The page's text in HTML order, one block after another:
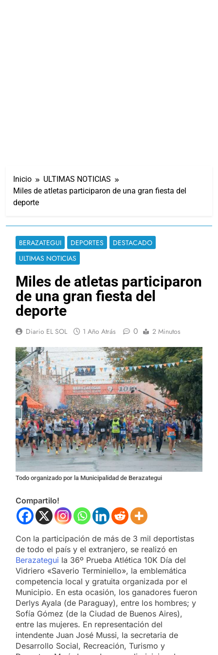
Inicio
ULTIMAS NOTICIAS
Miles de atletas participaron de una gran fiesta del
deporte
BERAZATEGUI DEPORTES
DESTACADO
ULTIMAS NOTICIAS
Miles de atletas participaron
de una gran fiesta del
deporte
Diario EL SOL 1 Año Atrás 0 2 Minutos
Todo organizado por la Municipalidad de Berazategui
Compartilo!
Con la participación de más de 3 mil deportistas
de todo el país y el extranjero, se realizó en
Berazategui la 36º Prueba Atlética 10K Día del
Vidriero «Saverio Terminiello», la emblemática
competencia local y gratuita organizada por el
Municipio. En esta ocasión, los ganadores fueron
Derlys Ayala (de Paraguay), entre los hombres; y
Sofía Gómez (de la Ciudad de Buenos Aires),
entre las mujeres. En representación del
intendente Juan José Mussi, la secretaria de
Desarrollo Social, Recreación, Turismo y